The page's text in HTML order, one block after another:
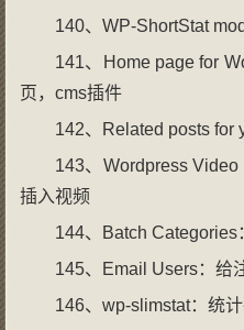
140、WP-ShortStat
141、Home page for
页，cms插件
142、Related posts for
143、Wordpress
插入视频
144、Batch
145、Email Users：给
146、wp-slimstat：统